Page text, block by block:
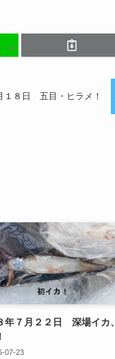
１８日 五目・ヒラメ！
年７月２２日 深場イカ、
07-23